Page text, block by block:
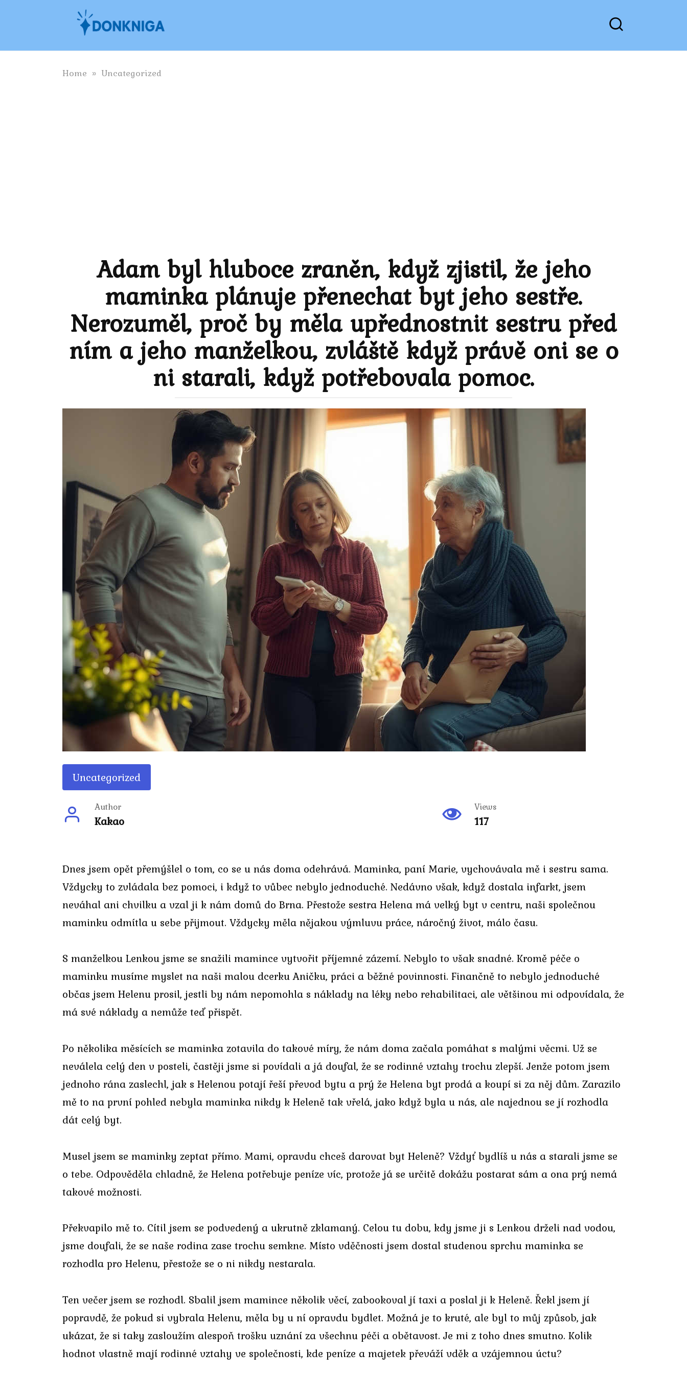
Home » Uncategorized
Adam byl hluboce zraněn, když zjistil, že jeho
maminka plánuje přenechat byt jeho sestře.
Nerozuměl, proč by měla upřednostnit sestru před
ním a jeho manželkou, zvláště když právě oni se o
ni starali, když potřebovala pomoc.
Uncategorized
Author
Kakao
Views
117
Dnes jsem opět přemýšlel o tom, co se u nás doma odehrává. Maminka, paní Marie, vychovávala mě i sestru sama.
Vždycky to zvládala bez pomoci, i když to vůbec nebylo jednoduché. Nedávno však, když dostala infarkt, jsem
neváhal ani chvilku a vzal ji k nám domů do Brna. Přestože sestra Helena má velký byt v centru, naši společnou
maminku odmítla u sebe přijmout. Vždycky měla nějakou výmluvu práce, náročný život, málo času.
S manželkou Lenkou jsme se snažili mamince vytvořit příjemné zázemí. Nebylo to však snadné. Kromě péče o
maminku musíme myslet na naši malou dcerku Aničku, práci a běžné povinnosti. Finančně to nebylo jednoduché
občas jsem Helenu prosil, jestli by nám nepomohla s náklady na léky nebo rehabilitaci, ale většinou mi odpovídala, že
má své náklady a nemůže teď přispět.
Po několika měsících se maminka zotavila do takové míry, že nám doma začala pomáhat s malými věcmi. Už se
neválela celý den v posteli, častěji jsme si povídali a já doufal, že se rodinné vztahy trochu zlepší. Jenže potom jsem
jednoho rána zaslechl, jak s Helenou potají řeší převod bytu a prý že Helena byt prodá a koupí si za něj dům. Zarazilo
mě to na první pohled nebyla maminka nikdy k Heleně tak vřelá, jako když byla u nás, ale najednou se jí rozhodla
dát celý byt.
Musel jsem se maminky zeptat přímo. Mami, opravdu chceš darovat byt Heleně? Vždyť bydlíš u nás a starali jsme se
o tebe. Odpověděla chladně, že Helena potřebuje peníze víc, protože já se určitě dokážu postarat sám a ona prý nemá
takové možnosti.
Překvapilo mě to. Cítil jsem se podvedený a ukrutně zklamaný. Celou tu dobu, kdy jsme ji s Lenkou drželi nad vodou,
jsme doufali, že se naše rodina zase trochu semkne. Místo vděčnosti jsem dostal studenou sprchu maminka se
rozhodla pro Helenu, přestože se o ni nikdy nestarala.
Ten večer jsem se rozhodl. Sbalil jsem mamince několik věcí, zabookoval jí taxi a poslal ji k Heleně. Řekl jsem jí
popravdě, že pokud si vybrala Helenu, měla by u ní opravdu bydlet. Možná je to kruté, ale byl to můj způsob, jak
ukázat, že si taky zasloužím alespoň trošku uznání za všechnu péči a obětavost. Je mi z toho dnes smutno. Kolik
hodnot vlastně mají rodinné vztahy ve společnosti, kde peníze a majetek převáží vděk a vzájemnou úctu?